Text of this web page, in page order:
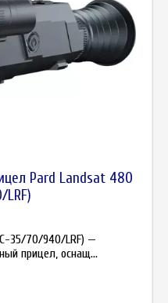
Pard Landsat 480
35/70/940/LRF) —
прицел, оснащ...